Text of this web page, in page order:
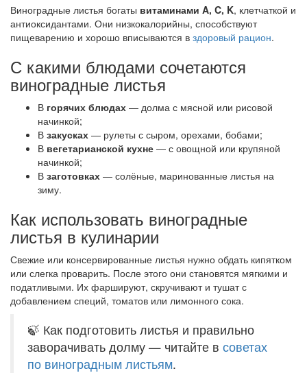
Виноградные листья богаты витаминами A, C, K, клетчаткой и
антиоксидантами. Они низкокалорийны, способствуют
пищеварению и хорошо вписываются в здоровый рацион.
С какими блюдами сочетаются
виноградные листья
В горячих блюдах — долма с мясной или рисовой
начинкой;
В закусках — рулеты с сыром, орехами, бобами;
В вегетарианской кухне — с овощной или крупяной
начинкой;
В заготовках — солёные, маринованные листья на
зиму.
Как использовать виноградные
листья в кулинарии
Свежие или консервированные листья нужно обдать кипятком
или слегка проварить. После этого они становятся мягкими и
податливыми. Их фаршируют, скручивают и тушат с
добавлением специй, томатов или лимонного сока.
🍃 Как подготовить листья и правильно
заворачивать долму — читайте в советах
по виноградным листьям.